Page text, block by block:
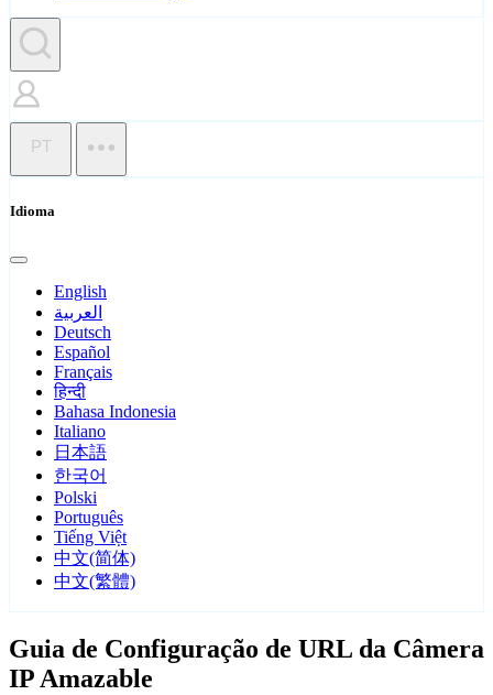
PT
Idioma
English
العربية
Deutsch
Español
Français
हिन्दी
Bahasa Indonesia
Italiano
日本語
한국어
Polski
Português
Tiếng Việt
中文(简体)
中文(繁體)
Guia de Configuração de URL da Câmera
IP Amazable